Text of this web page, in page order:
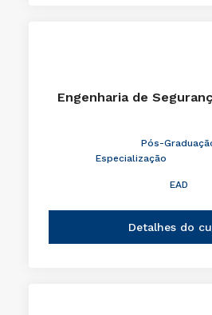
Engenharia de
Pós-
Especialização
EAD
Detalhes do